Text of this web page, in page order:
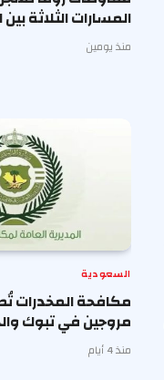
المسارات الثلاثة
منذ يومين
السعودية
مكافحة المخدرات
مروجين في تبوك
منذ 4 أيام